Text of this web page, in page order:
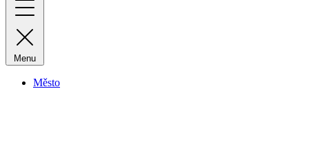
Menu
Město